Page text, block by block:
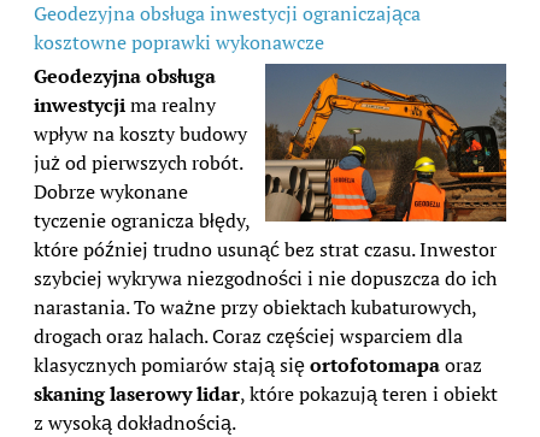
Geodezyjna obsługa inwestycji ograniczająca
kosztowne poprawki wykonawcze
Geodezyjna obsługa
inwestycjima realny
wpływ na koszty budowy
już od pierwszych robót.
Dobrze wykonane
tyczenie ogranicza błędy,
które później trudno usunąć bez strat czasu. Inwestor
szybciej wykrywa niezgodności i nie dopuszcza do ich
narastania. To ważne przy obiektach kubaturowych,
drogach oraz halach. Coraz częściej wsparciem dla
klasycznych pomiarów stają sięortofotomapaoraz
skaning laserowy lidar, które pokazują teren i obiekt
z wysoką dokładnością.